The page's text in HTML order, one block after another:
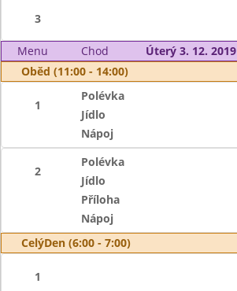
3
Menu Chod
Úterý 3. 12. 2019
Oběd (11:00 - 14:00)
1
Polévka
Jídlo
Nápoj
2
Polévka
Jídlo
Příloha
Nápoj
CelýDen (6:00 - 7:00)
1